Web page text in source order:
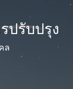
ปรับปรุง
ล